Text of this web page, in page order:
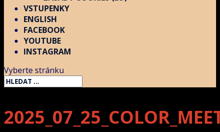
VSTUPENKY
ENGLISH
FACEBOOK
YOUTUBE
INSTAGRAM
Vyberte stránku